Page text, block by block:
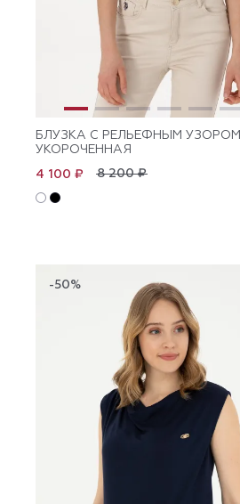
БЛУЗКА С РЕЛЬЕФНЫМ УЗОРОМ
УКОРОЧЕННАЯ
8 200 ₽
4 100 ₽
-50%